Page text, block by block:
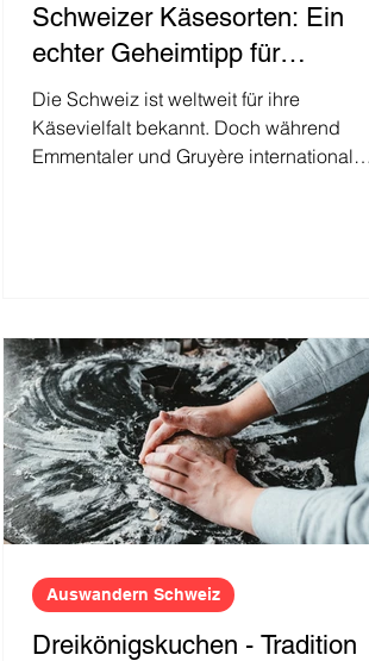
Schweizer Käsesorten: Ein
echter Geheimtipp für
Feinschmecker
Die Schweiz ist weltweit für ihre
Käsevielfalt bekannt. Doch während
Emmentaler und Gruyère international
Dreikönigskuchen - Tradition
Auswandern Schweiz